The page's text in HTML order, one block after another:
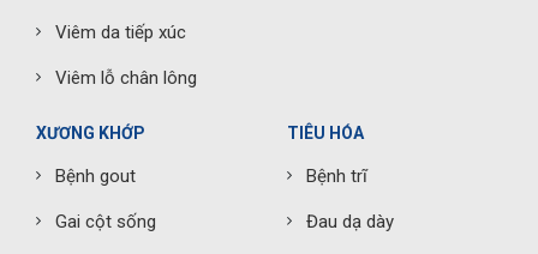
Viêm da tiếp xúc
Viêm lỗ chân lông
XƯƠNG KHỚP
Bệnh gout
Gai cột sống
TIÊU HÓA
Bệnh trĩ
Đau dạ dày